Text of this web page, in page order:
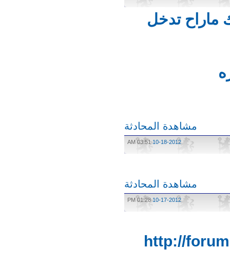
تدخل
مشاهدة المحادثة
10-18-2012
03:51 AM
مشاهدة المحادثة
10-17-2012
01:28 PM
http://